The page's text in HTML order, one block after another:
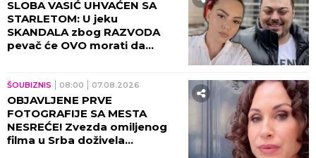
SLOBA VASIĆ UHVAĆEN SA
STARLETOM: U jeku
SKANDALA zbog RAZVODA
pevač će OVO morati da
ŠOUBIZNIS 08:00 07.08.2026
OBJAVLJENE PRVE
FOTOGRAFIJE SA MESTA
NESREĆE! Zvezda omiljenog
filma u Srba doživela